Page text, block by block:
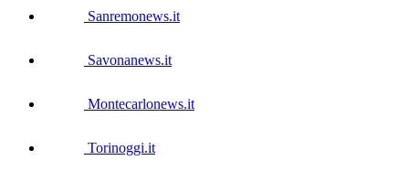
Sanremonews.it
Savonanews.it
Montecarlonews.it
Torinoggi.it